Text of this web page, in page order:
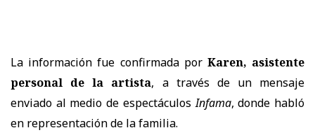
La información fue confirmada por Karen, asistente
personal de la artista, a través de un mensaje
enviado al medio de espectáculosInfama, donde habló
en representación de la familia.